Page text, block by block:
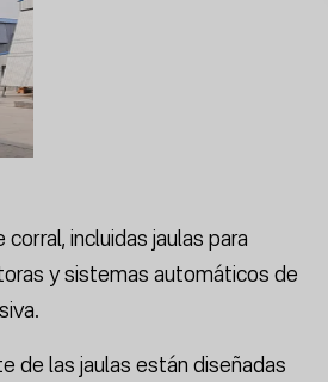
incluidas jaulas para
y sistemas automáticos de
de las jaulas están diseñadas